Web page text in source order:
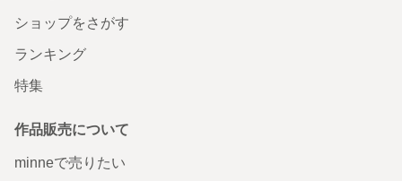
ショップをさがす
ランキング
特集
作品販売について
minneで売りたい